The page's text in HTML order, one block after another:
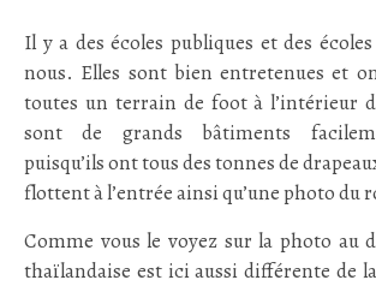
Il y a des écoles publiques et des
nous. Elles sont bien entretenues et
toutes un terrain de foot à l’intérieur
sont de grands bâtiments
puisqu’ils ont tous des tonnes de
flottent à l’entrée ainsi qu’une photo du
Comme vous le voyez sur la photo au
thaïlandaise est ici aussi différente de